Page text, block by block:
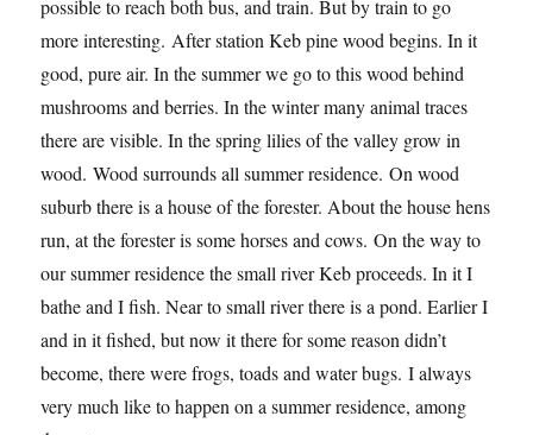
possible to reach both bus, and train. But by train to go
more interesting. After station Keb pine wood begins. In it
good, pure air. In the summer we go to this wood behind
mushrooms and berries. In the winter many animal traces
there are visible. In the spring lilies of the valley grow in
wood. Wood surrounds all summer residence. On wood
suburb there is a house of the forester. About the house hens
run, at the forester is some horses and cows. On the way to
our summer residence the small river Keb proceeds. In it I
bathe and I fish. Near to small river there is a pond. Earlier I
and in it fished, but now it there for some reason didn’t
become, there were frogs, toads and water bugs. I always
very much like to happen on a summer residence, among